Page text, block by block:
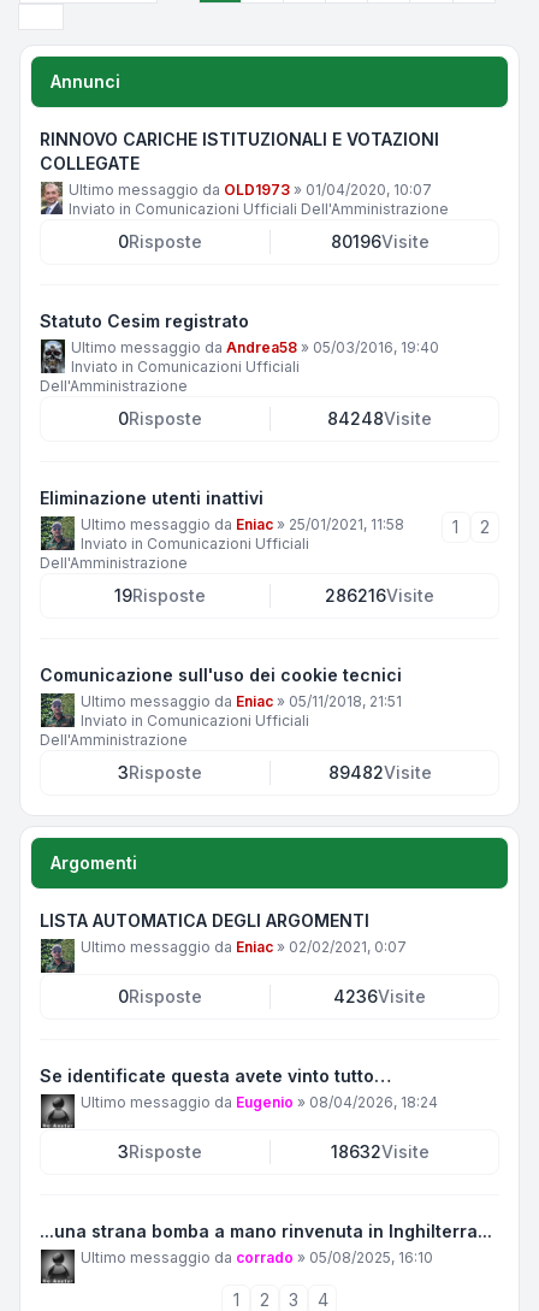
Annunci
RINNOVO CARICHE ISTITUZIONALI E VOTAZIONI
COLLEGATE
Ultimo messaggio da OLD1973 » 01/04/2020, 10:07
Inviato in Comunicazioni Ufficiali Dell'Amministrazione
0Risposte 80196Visite
Statuto Cesim registrato
Ultimo messaggio da Andrea58 » 05/03/2016, 19:40
Inviato in Comunicazioni Ufficiali
Dell'Amministrazione
0Risposte 84248Visite
Eliminazione utenti inattivi
Ultimo messaggio da Eniac » 25/01/2021, 11:58
Inviato in Comunicazioni Ufficiali
Dell'Amministrazione
1 2
19Risposte 286216Visite
Comunicazione sull'uso dei cookie tecnici
Ultimo messaggio da Eniac » 05/11/2018, 21:51
Inviato in Comunicazioni Ufficiali
Dell'Amministrazione
3Risposte 89482Visite
Argomenti
LISTA AUTOMATICA DEGLI ARGOMENTI
Ultimo messaggio da Eniac » 02/02/2021, 0:07
0Risposte 4236Visite
Se identificate questa avete vinto tutto…
Ultimo messaggio da Eugenio » 08/04/2026, 18:24
3Risposte 18632Visite
...una strana bomba a mano rinvenuta in Inghilterra...
Ultimo messaggio da corrado » 05/08/2025, 16:10
1 2 3
4